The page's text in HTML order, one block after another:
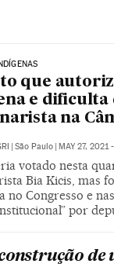
que
e dificulta
na
| São Paulo | MAY 27, 2021
votado nesta
Bia Kicis, mas
no Congresso e
por
de